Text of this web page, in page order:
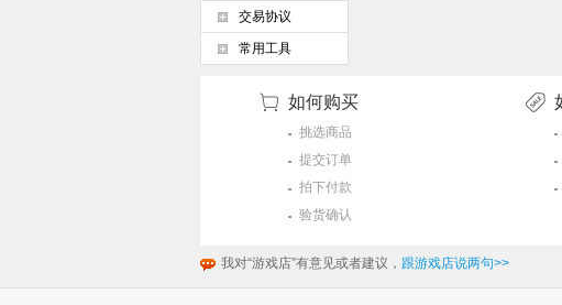
交易协议
常用工具
如何购买
挑选商品
提交订单
拍下付款
验货确认
我对“游戏店”有意见或者建议， 跟游戏店说两句>>